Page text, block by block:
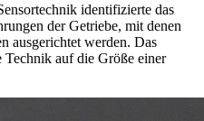
identifizierte das
der Getriebe, mit denen
ausgerichtet werden. Das
Technik auf die Größe einer